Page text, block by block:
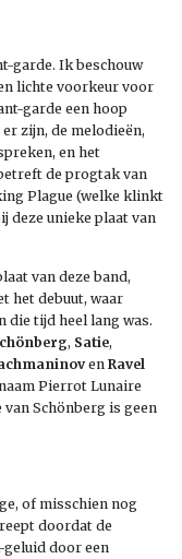
garde. Ik beschouw
lichte voorkeur voor
garde een hoop
zijn, de melodieën,
en het
de progtak van
Plague (welke klinkt
deze unieke plaat van
van deze band,
het debuut, waar
die tijd heel lang was.
, Satie,
en Ravel
Pierrot Lunaire
Schönberg is geen
of misschien nog
doordat de
door een